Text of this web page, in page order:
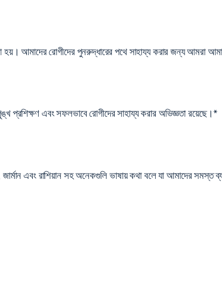
আমাদের রোগীদের পুনরুদ্ধারের পথে সাহায্য করার জন্য আমরা
প্রশিক্ষণ এবং সফলভাবে রোগীদের সাহায্য করার অভিজ্ঞতা রয়েছে।*
এবং রাশিয়ান সহ অনেকগুলি ভাষায় কথা বলে যা আমাদের সমস্ত